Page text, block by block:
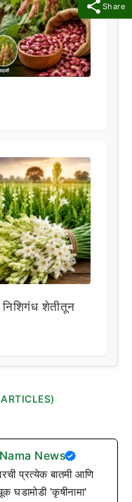
Share
शेतीतून
News
प्रत्येक बातमी आणि
घडामोडी 'कृषीनामा'